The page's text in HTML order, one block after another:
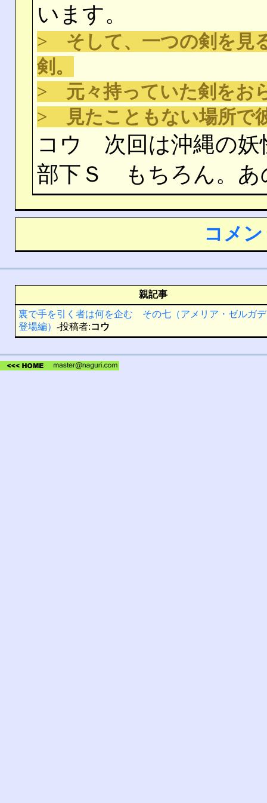
います。
> そして、一つの剣を見
剣。
> 元々持っていた剣をお
> 見たこともない場所で
コウ 次回は沖縄の妖
部下Ｓ もちろん。あ
コメ
親記事
裏で手を引く者は何を企む その七（アメリア・ゼルガ
登場編） -投稿者:コウ